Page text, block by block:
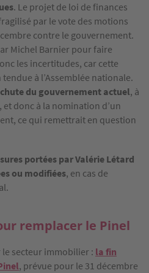
. Le projet de loi de finances
par le vote des motions
contre le gouvernement.
Michel Barnier pour faire
les incertitudes, car cette
à l’Assemblée nationale.
du gouvernement actuel, à
donc à la nomination d’un
ce qui remettrait en question
portées par Valérie Létard
ou modifiées, en cas de
remplacer le Pinel
secteur immobilier : la fin
, prévue pour le 31 décembre